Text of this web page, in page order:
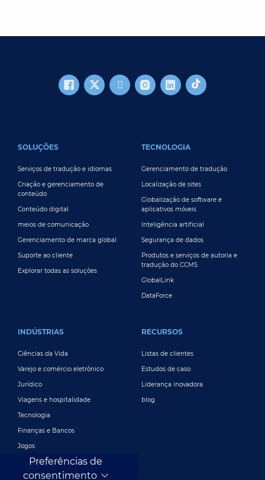
SOLUÇÕES
Serviços de tradução e idiomas
Criação e gerenciamento de
conteúdo
Conteúdo digital
meios de comunicação
Gerenciamento de marca global
Suporte ao cliente
Explorar todas as soluções
TECNOLOGIA
Gerenciamento de tradução
Localização de sites
Globalização de software e
aplicativos móveis
Inteligência artificial
Segurança de dados
Produtos e serviços de autoria e
tradução do CCMS
GlobalLink
DataForce
INDÚSTRIAS
Ciências da Vida
Varejo e comércio eletrônico
Jurídico
Viagens e hospitalidade
Tecnologia
Finanças e Bancos
Jogos
Entretenimento
Publicidade e marketing digital
RECURSOS
Listas de clientes
Estudos de caso
Liderança inovadora
blog
Preferências de
consentimento